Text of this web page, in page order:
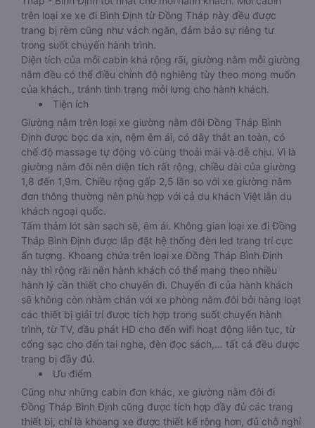
trên loại xe xe đi Bình Định từ Đồng Tháp này đều được
trang bị rèm cũng như vách ngăn, đảm bảo sự riêng tư
trong suốt chuyến hành trình.
Diện tích của mỗi cabin khá rộng rãi, giường nằm mỗi giường
nằm đều có thể điều chỉnh độ nghiêng tùy theo mong muốn
của khách., tránh tình trạng mỏi lưng cho hành khách.
Tiện ích
Giường nằm trên loại xe giường nằm đôi Đồng Tháp Bình
Định được bọc da xịn, nệm êm ái, có dây thắt an toàn, có
chế độ massage tự động vô cùng thoải mái và dễ chịu. Vì là
giường nằm đôi nên diện tích rất rộng, chiều dài của giường
1,8 đến 1,9m. Chiều rộng gấp 2,5 lần so với xe giường nằm
đơn thông thường nên phù hợp với cả du khách Việt lẫn du
khách ngoại quốc.
Tấm thảm lót sàn sạch sẽ, êm ái. Không gian loại xe đi Đồng
Tháp Bình Định được lắp đặt hệ thống đèn led trang trí cực
ấn tượng. Khoang chứa trên loại xe Đồng Tháp Bình Định
này thì rộng rãi nên hành khách có thể mang theo nhiều
hành lý cần thiết cho chuyến đi. Chuyến đi của hành khách
sẽ không còn nhàm chán với xe phòng nằm đôi bởi hàng loạt
các thiết bị giải trí được tích hợp trong suốt chuyến hành
trình, từ TV, đầu phát HD cho đến wifi hoạt động liên tục, từ
cổng sạc cho đến tai nghe, đèn đọc sách,… tất cả đều được
trang bị đầy đủ.
Ưu điểm
Cũng như những cabin đơn khác, xe giường nằm đôi đi
Đồng Tháp Bình Định cũng được tích hợp đầy đủ các trang
thiết bị, chỉ là khoang xe được thiết kế rộng hơn, đủ chỗ nghỉ